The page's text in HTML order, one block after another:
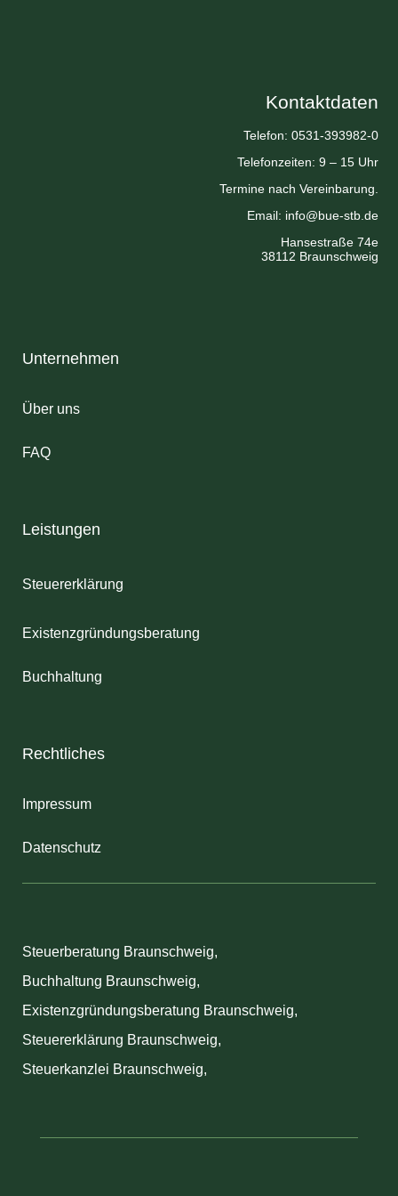
Kontaktdaten
Telefon: 0531-393982-0
Telefonzeiten: 9 – 15 Uhr
Termine nach Vereinbarung.
Email: info@bue-stb.de
Hansestraße 74e
38112 Braunschweig
Unternehmen
Über uns
FAQ
Leistungen
Steuererklärung
Existenzgründungsberatung
Buchhaltung
Rechtliches
Impressum
Datenschutz
Steuerberatung Braunschweig,
Buchhaltung Braunschweig,
Existenzgründungsberatung Braunschweig,
Steuererklärung Braunschweig,
Steuerkanzlei Braunschweig,